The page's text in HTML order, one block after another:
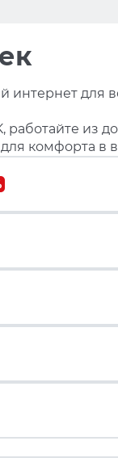
интернет для
из
комфорта в